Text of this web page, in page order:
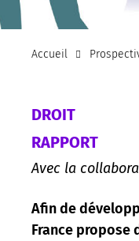
Accueil
DROIT
RAPPORT
Avec la
Afin de
France propose